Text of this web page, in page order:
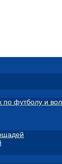
по футболу и